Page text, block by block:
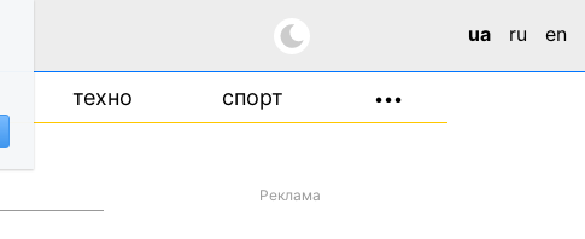
ua ru en
техно спорт •••
Реклама